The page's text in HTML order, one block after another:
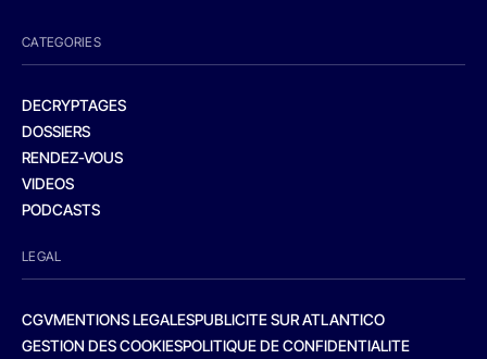
CATEGORIES
DECRYPTAGES
DOSSIERS
RENDEZ-VOUS
VIDEOS
PODCASTS
LEGAL
CGVMENTIONS LEGALESPUBLICITE SUR ATLANTICO
GESTION DES COOKIESPOLITIQUE DE CONFIDENTIALITE